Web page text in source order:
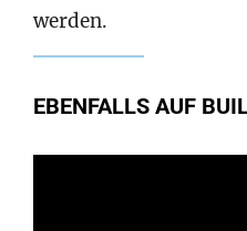
werden.
EBENFALLS AUF